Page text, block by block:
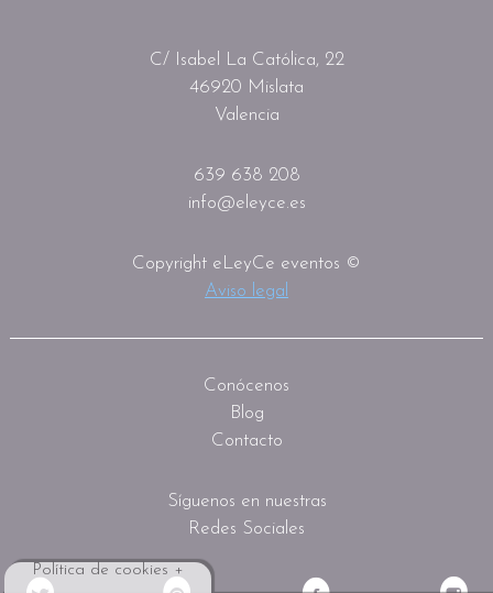
Política de cookies +
C/ Isabel La Católica, 22
46920 Mislata
Valencia
639 638 208
info@eleyce.es
Copyright eLeyCe eventos ©
Aviso legal
Conócenos
Blog
Contacto
Síguenos en nuestras
Redes Sociales